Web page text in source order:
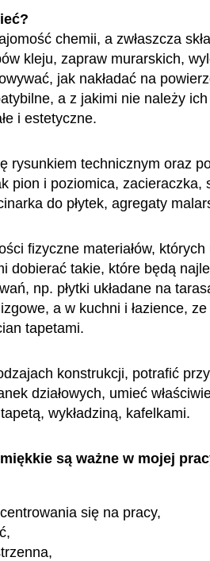
chemii, a zwłaszcza
kleju, zapraw murarskich,
jak nakładać na
a z jakimi nie należy
i estetyczne.
rysunkiem technicznym oraz
pion i poziomica, zacieraczka,
do płytek, agregaty
fizyczne materiałów,
dobierać takie, które będą
np. płytki układane na
a w kuchni i łazience,
tapetami.
konstrukcji, potrafić
działowych, umieć
wykładziną, kafelkami.
są ważne w mojej
się na pracy,